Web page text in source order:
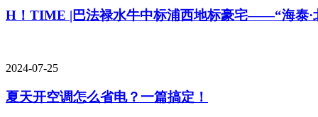
H！TIME |巴法禄水牛中标浦西地标豪宅——“海泰·
2024-07-25
夏天开空调怎么省电？一篇搞定！